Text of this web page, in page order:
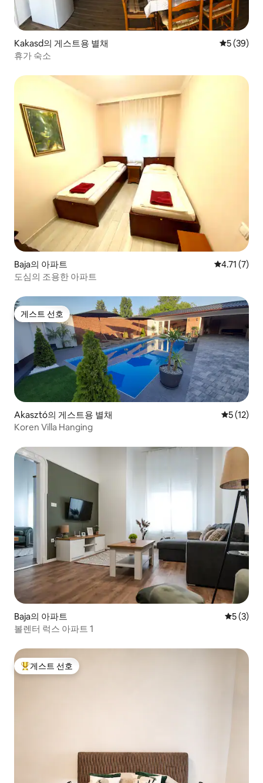
Kakasd의 게스트용 별채 평점 5점(5
5 (39)
휴가 숙소
Baja의 아파트 평점 4.71점
4.71 (7)
도심의 조용한 아파트
게스트 선호
게스트 선호
Akasztó의 게스트용 별채 평점 5점
5 (12)
Koren Villa Hanging
Baja의 아파트 평점 5점
5 (3)
볼렌터 럭스 아파트 1
상위 게스트 선호
게스트 선호